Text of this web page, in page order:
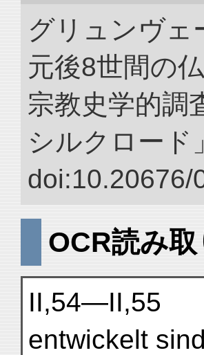
グリュンヴェ
元後8世間の
宗教史学的調
シルクロード
doi:10.20676/
OCR読み
II,54—II,55
entwickelt